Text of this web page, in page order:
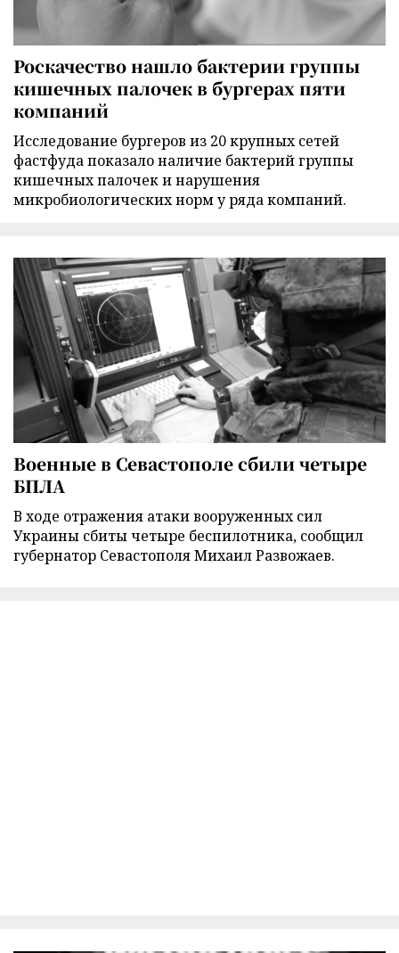
Роскачество нашло бактерии группы
кишечных палочек в бургерах пяти
компаний
Исследование бургеров из 20 крупных сетей
фастфуда показало наличие бактерий группы
кишечных палочек и нарушения
микробиологических норм у ряда компаний.
Военные в Севастополе сбили четыре
БПЛА
В ходе отражения атаки вооруженных сил
Украины сбиты четыре беспилотника, сообщил
губернатор Севастополя Михаил Развожаев.